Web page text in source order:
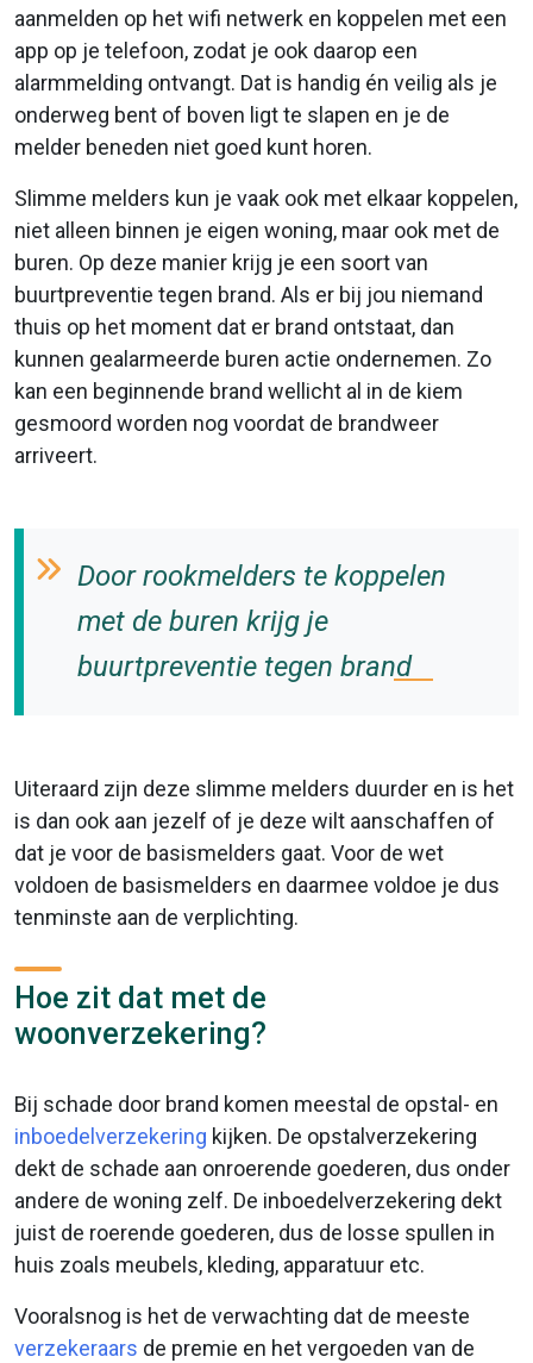
aanmelden op het wifi netwerk en koppelen met een
app op je telefoon, zodat je ook daarop een
alarmmelding ontvangt. Dat is handig én veilig als je
onderweg bent of boven ligt te slapen en je de
melder beneden niet goed kunt horen.
Slimme melders kun je vaak ook met elkaar koppelen,
niet alleen binnen je eigen woning, maar ook met de
buren. Op deze manier krijg je een soort van
buurtpreventie tegen brand. Als er bij jou niemand
thuis op het moment dat er brand ontstaat, dan
kunnen gealarmeerde buren actie ondernemen. Zo
kan een beginnende brand wellicht al in de kiem
gesmoord worden nog voordat de brandweer
arriveert.
Door rookmelders te koppelen
met de buren krijg je
buurtpreventie tegen brand
Uiteraard zijn deze slimme melders duurder en is het
is dan ook aan jezelf of je deze wilt aanschaffen of
dat je voor de basismelders gaat. Voor de wet
voldoen de basismelders en daarmee voldoe je dus
tenminste aan de verplichting.
Hoe zit dat met de
woonverzekering?
Bij schade door brand komen meestal de opstal- en
inboedelverzekering kijken. De opstalverzekering
dekt de schade aan onroerende goederen, dus onder
andere de woning zelf. De inboedelverzekering dekt
juist de roerende goederen, dus de losse spullen in
huis zoals meubels, kleding, apparatuur etc.
Vooralsnog is het de verwachting dat de meeste
verzekeraars de premie en het vergoeden van de